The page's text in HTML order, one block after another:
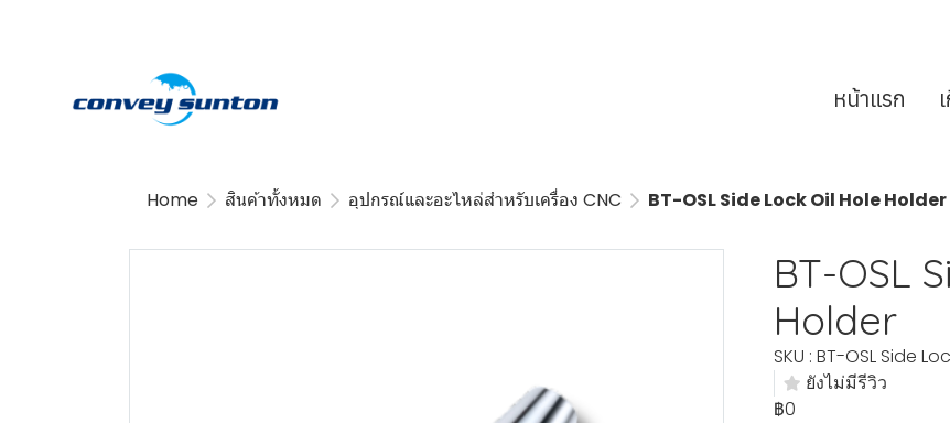
หน้าแรก
Home สินค้าทั้งหมด อุปกรณ์และอะไหล่สำหรับเครื่อง CNC BT-OSL Side Lock Oil Hole Holder
BT-OSL
Holder
SKU : BT-OSL Side
ยังไม่มีรีวิว
฿0